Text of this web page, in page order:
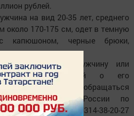
рублей.
на вид 20-35 лет, среднего
около 170-175 см, одет в темную
капюшоном, черные брюки,
видел данного мужчину или
либо информацией о его
просят обращаться
21-74-29 (СК России по
округу), 8-8314-38-20-27